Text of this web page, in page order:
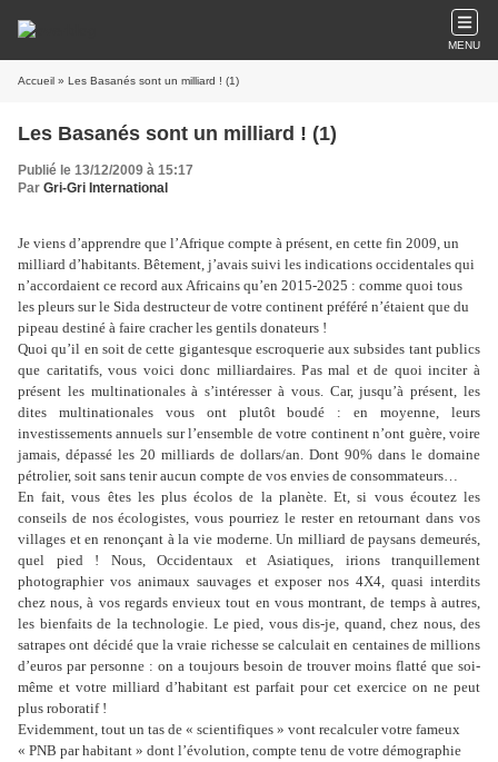
MENU
Accueil » Les Basanés sont un milliard ! (1)
Les Basanés sont un milliard ! (1)
Publié le 13/12/2009 à 15:17
Par Gri-Gri International
Je viens d’apprendre que l’Afrique compte à présent, en cette fin 2009, un
milliard d’habitants. Bêtement, j’avais suivi les indications occidentales qui
n’accordaient ce record aux Africains qu’en 2015-2025 : comme quoi tous
les pleurs sur le Sida destructeur de votre continent préféré n’étaient que du
pipeau destiné à faire cracher les gentils donateurs !
Quoi qu’il en soit de cette gigantesque escroquerie aux subsides tant publics
que caritatifs, vous voici donc milliardaires. Pas mal et de quoi inciter à
présent les multinationales à s’intéresser à vous. Car, jusqu’à présent, les
dites multinationales vous ont plutôt boudé : en moyenne, leurs
investissements annuels sur l’ensemble de votre continent n’ont guère, voire
jamais, dépassé les 20 milliards de dollars/an. Dont 90% dans le domaine
pétrolier, soit sans tenir aucun compte de vos envies de consommateurs…
En fait, vous êtes les plus écolos de la planète. Et, si vous écoutez les
conseils de nos écologistes, vous pourriez le rester en retournant dans vos
villages et en renonçant à la vie moderne. Un milliard de paysans demeurés,
quel pied ! Nous, Occidentaux et Asiatiques, irions tranquillement
photographier vos animaux sauvages et exposer nos 4X4, quasi interdits
chez nous, à vos regards envieux tout en vous montrant, de temps à autres,
les bienfaits de la technologie. Le pied, vous dis-je, quand, chez nous, des
satrapes ont décidé que la vraie richesse se calculait en centaines de millions
d’euros par personne : on a toujours besoin de trouver moins flatté que soi-
même et votre milliard d’habitant est parfait pour cet exercice on ne peut
plus roboratif !
Evidemment, tout un tas de « scientifiques » vont recalculer votre fameux
« PNB par habitant » dont l’évolution, compte tenu de votre démographie